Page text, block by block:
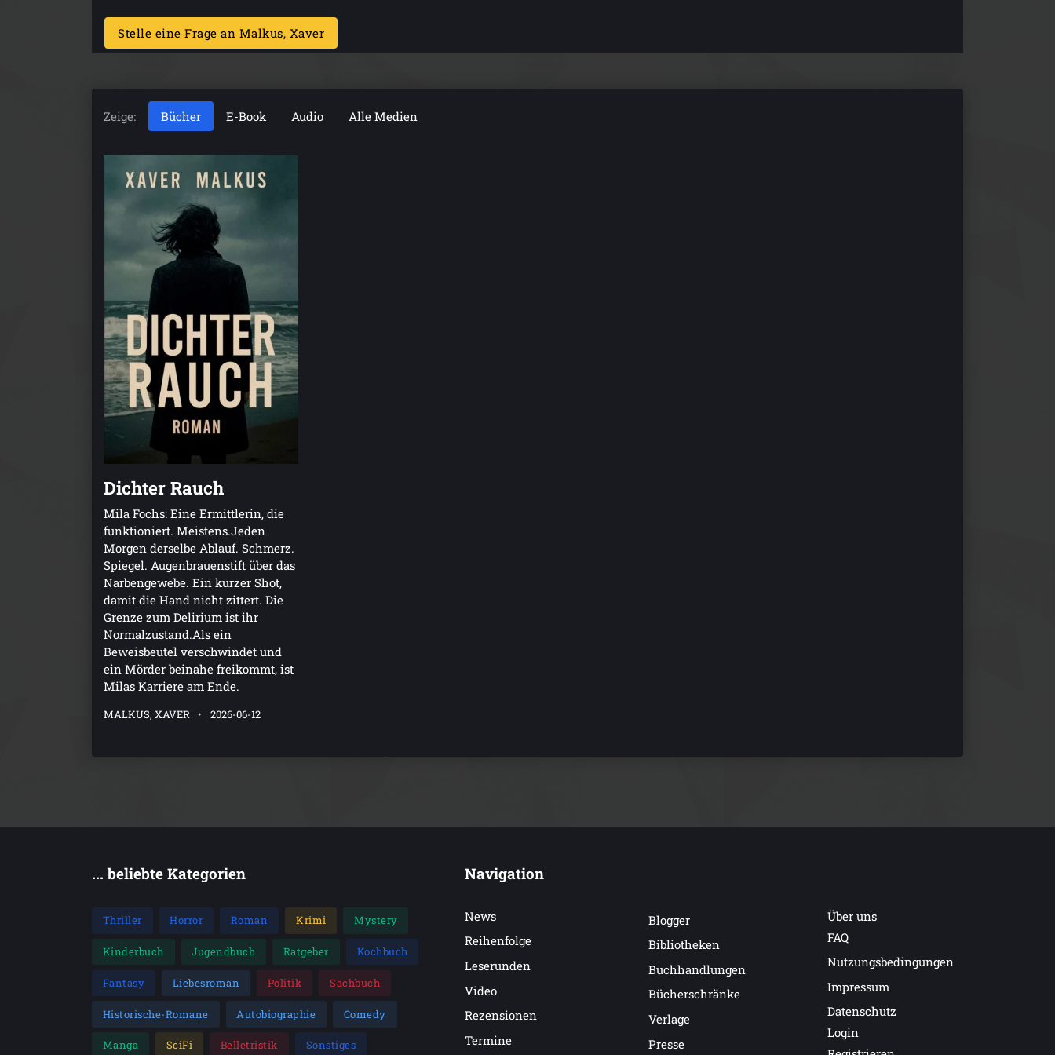
Stelle eine Frage an Malkus, Xaver
Zeige: Bücher E-Book Audio Alle Medien
Dichter Rauch
Mila Fochs: Eine Ermittlerin, die
funktioniert. Meistens.Jeden
Morgen derselbe Ablauf. Schmerz.
Spiegel. Augenbrauenstift über das
Narbengewebe. Ein kurzer Shot,
damit die Hand nicht zittert. Die
Grenze zum Delirium ist ihr
Normalzustand.Als ein
Beweisbeutel verschwindet und
ein Mörder beinahe freikommt, ist
Milas Karriere am Ende.
MALKUS, XAVER 2026-06-12
... beliebte Kategorien
Thriller Horror Roman Krimi Mystery
Kinderbuch Jugendbuch Ratgeber Kochbuch
Fantasy Liebesroman Politik Sachbuch
Historische-Romane Autobiographie Comedy
Manga SciFi Belletristik Sonstiges
Navigation
News
Reihenfolge
Leserunden
Video
Rezensionen
Termine
Blogger
Bibliotheken
Buchhandlungen
Bücherschränke
Verlage
Presse
Über uns
FAQ
Nutzungsbedingungen
Impressum
Datenschutz
Login